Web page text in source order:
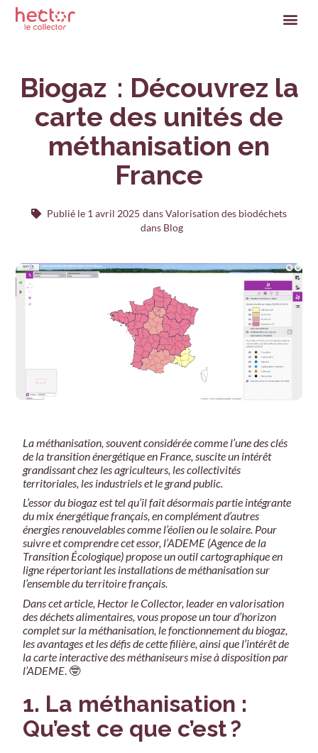
Biogaz : Découvrez la
carte des unités de
méthanisation en
France
Publié le 1 avril 2025 dansValorisation des biodéchets
dans Blog
La méthanisation, souvent considérée comme l’une des clés
de la transition énergétique en France, suscite un intérêt
grandissant chez les agriculteurs, les collectivités
territoriales, les industriels et le grand public.
L’essor du biogaz est tel qu’il fait désormais partie intégrante
du mix énergétique français, en complément d’autres
énergies renouvelables comme l’éolien ou le solaire. Pour
suivre et comprendre cet essor, l’ADEME (Agence de la
Transition Écologique) propose un outil cartographique en
ligne répertoriant les installations de méthanisation sur
l’ensemble du territoire français.
Dans cet article, Hector le Collector, leader en valorisation
des déchets alimentaires, vous propose un tour d’horizon
complet sur la méthanisation, le fonctionnement du biogaz,
les avantages et les défis de cette filière, ainsi que l’intérêt de
la carte interactive des méthaniseurs mise à disposition par
l’ADEME . 🤓
1. La méthanisation :
Qu’est ce que c’est ?